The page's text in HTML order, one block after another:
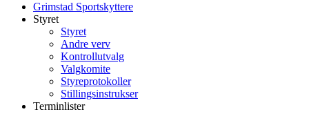
Grimstad Sportskyttere
Styret
Styret
Andre verv
Kontrollutvalg
Valgkomite
Styreprotokoller
Stillingsinstrukser
Terminlister